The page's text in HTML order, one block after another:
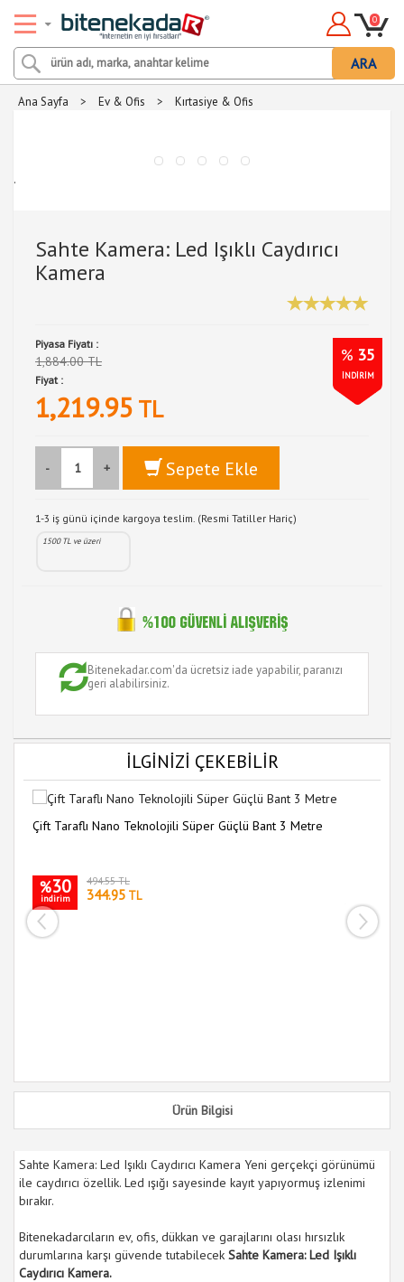
ARA
0
Ana Sayfa > Ev & Ofis > Kırtasiye & Ofis
.
Sahte Kamera: Led Işıklı Caydırıcı
Kamera
Piyasa Fiyatı :
1,884.00 TL % 35
İNDİRİM
Fiyat :
1,219.95 TL
- + Sepete Ekle
1-3 iş günü içinde kargoya teslim. (Resmi Tatiller Hariç)
1500 TL ve üzeri
Bitenekadar.com'da ücretsiz iade yapabilir, paranızı
geri alabilirsiniz.
İLGİNİZİ ÇEKEBİLİR
Çift Taraflı Nano Teknolojili Süper Güçlü Bant 3 Metre
%30
indirim
494.55 TL
344.95 TL
Ürün Bilgisi
Sahte Kamera: Led Işıklı Caydırıcı Kamera Yeni gerçekçi görünümü
ile caydırıcı özellik. Led ışığı sayesinde kayıt yapıyormuş izlenimi
bırakır.
Bitenekadarcıların ev, ofis, dükkan ve garajlarını olası hırsızlık
durumlarına karşı güvende tutabilecek Sahte Kamera: Led Işıklı
Caydırıcı Kamera.